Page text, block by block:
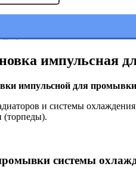
импульсная
импульсной для
и системы
(торпеды).
системы